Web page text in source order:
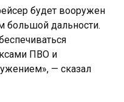
будет вооружен
дальности.
ПВО и
— сказал